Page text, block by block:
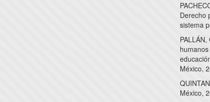
Derecho
sistema
México,
México,